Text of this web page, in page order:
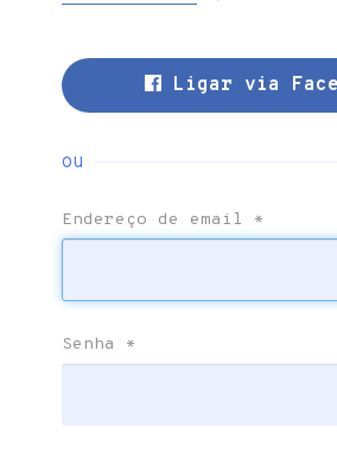
Ligar via
ou
Endereço de email *
Senha *